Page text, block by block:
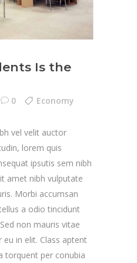
Is the
0 Economy
vel velit auctor
lorem quis
ipsutis sem nibh
amet nibh vulputate
Morbi accumsan
a odio tincidunt
non mauris vitae
in elit. Class aptent
torquent per conubia